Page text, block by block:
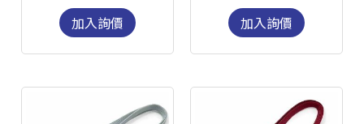
加入詢價 加入詢價